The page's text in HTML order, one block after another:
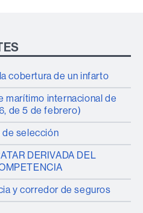
cobertura de un infarto
marítimo internacional de
de 5 de febrero)
de selección
DERIVADA DEL
y corredor de seguros